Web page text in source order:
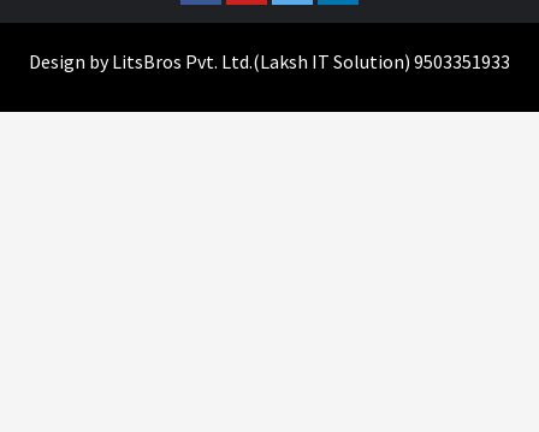
Design byLitsBros Pvt. Ltd.(Laksh IT Solution) 9503351933